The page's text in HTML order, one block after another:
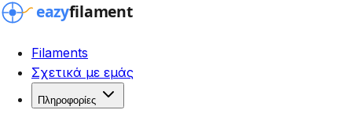
Filaments
Σχετικά με εμάς
Πληροφορίες